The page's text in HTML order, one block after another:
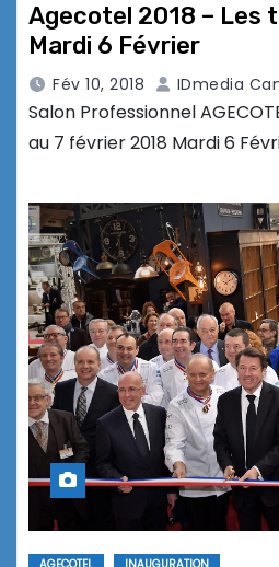
Agecotel 2018 – Les
Mardi 6 Février
Fév 10, 2018 IDmedia
Salon Professionnel
au 7 février 2018 Mardi 6